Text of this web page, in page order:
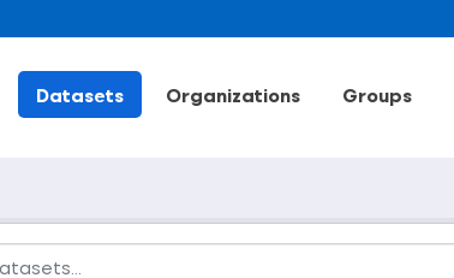
Datasets Organizations Groups